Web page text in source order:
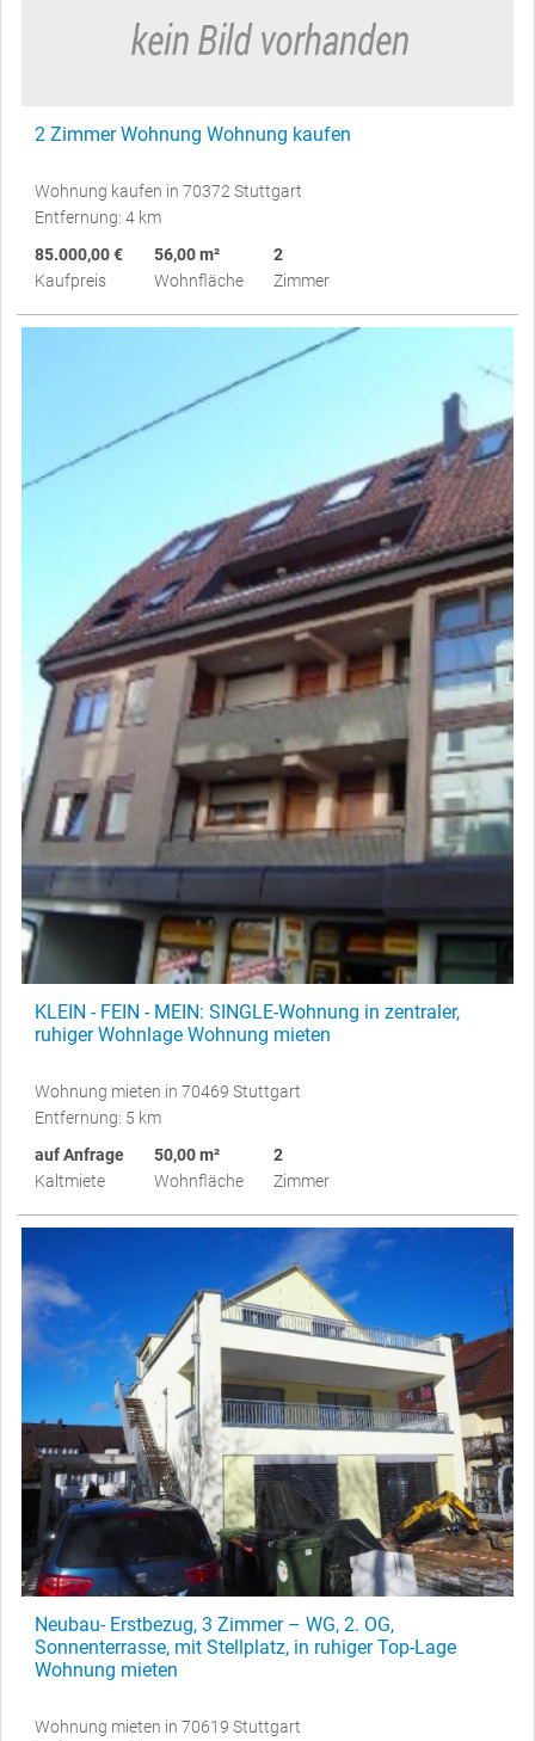
2 Zimmer Wohnung Wohnung kaufen
Wohnung kaufen in 70372 Stuttgart
Entfernung: 4 km
85.000,00 €
Kaufpreis
56,00 m²
Wohnfläche
2
Zimmer
KLEIN - FEIN - MEIN: SINGLE-Wohnung in zentraler,
ruhiger Wohnlage Wohnung mieten
Wohnung mieten in 70469 Stuttgart
Entfernung: 5 km
auf Anfrage
Kaltmiete
50,00 m²
Wohnfläche
2
Zimmer
Neubau- Erstbezug, 3 Zimmer – WG, 2. OG,
Sonnenterrasse, mit Stellplatz, in ruhiger Top-Lage
Wohnung mieten
Wohnung mieten in 70619 Stuttgart